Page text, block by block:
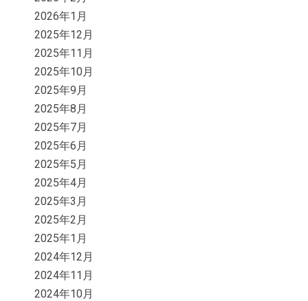
2026年1月
2025年12月
2025年11月
2025年10月
2025年9月
2025年8月
2025年7月
2025年6月
2025年5月
2025年4月
2025年3月
2025年2月
2025年1月
2024年12月
2024年11月
2024年10月